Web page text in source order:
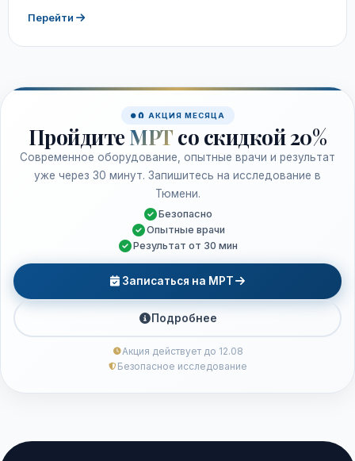
Перейти
🧲 АКЦИЯ МЕСЯЦА
Пройдите МРТ со скидкой 20%
Современное оборудование, опытные врачи и результат
уже через 30 минут. Запишитесь на исследование в
Тюмени.
Безопасно
Опытные врачи
Результат от 30 мин
Записаться на МРТ
Подробнее
Акция действует до 12.08
Безопасное исследование